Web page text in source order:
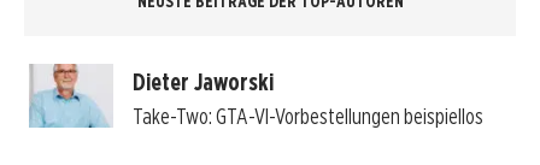
Dieter Jaworski
Take-Two: GTA-VI-Vorbestellungen beispiellos